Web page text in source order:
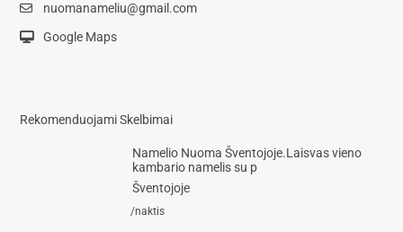
nuomanameliu@gmail.com
Google Maps
Rekomenduojami Skelbimai
Namelio Nuoma Šventojoje.Laisvas vieno
kambario namelis su p
Šventojoje
/naktis